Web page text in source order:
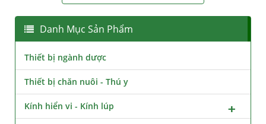
Danh Mục Sản Phẩm
Thiết bị ngành dược
Thiết bị chăn nuôi - Thú y
Kính hiển vi - Kính lúp